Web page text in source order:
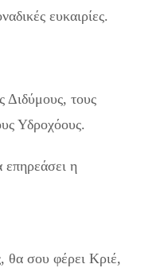
ευκαιρίες.
Διδύμους, τους
Υδροχόους.
η
θα σου φέρει Κριέ,